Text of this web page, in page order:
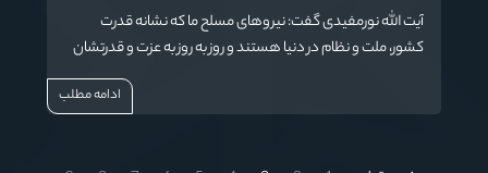
آیت الله نورمفیدی گفت: نیروهای مسلح ما که نشانه قدرت
کشور، ملت و نظام در دنیا هستند و روز به روز به عزت و قدرتشان
افزوده می شود و کشور ما را در رتبه های بالا قرار می دهد.
ادامه مطلب